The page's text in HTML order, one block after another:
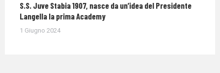
S.S. Juve Stabia 1907, nasce da un’idea del Presidente
Langella la prima Academy
1 Giugno 2024